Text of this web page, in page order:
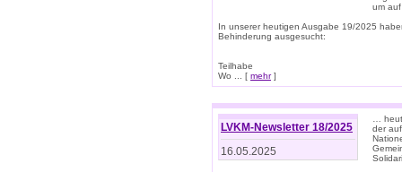
um
In unserer heutigen Ausgabe 19/2025
Behinderung ausgesucht:
Teilhabe
Wo ... [ mehr]
LVKM-Newsletter 18/2025
16.05.2025
…
der